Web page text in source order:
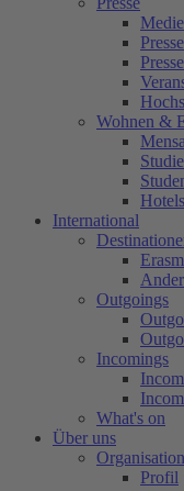
Wohnen &
Hotels
International
Outgoings
Incomings
What's on
Über uns
Organisation
Profil